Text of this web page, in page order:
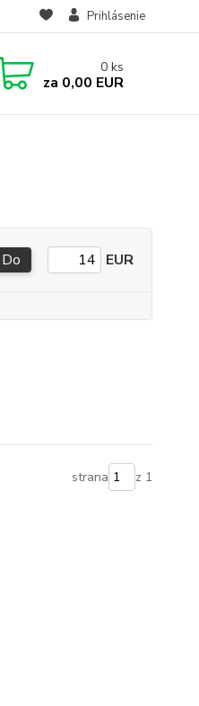
Prihlásenie
0 ks
za 0,00 EUR
Do EUR
strana z 1